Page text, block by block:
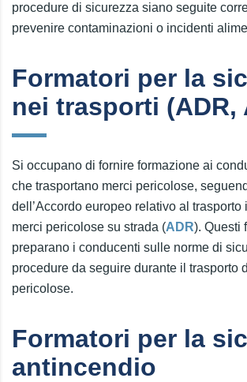
procedure di sicurezza siano seguite
prevenire contaminazioni o incidenti
Formatori per la
nei trasporti (ADR,
Si occupano di fornire formazione ai
che trasportano merci pericolose,
dell’Accordo europeo relativo al trasporto
merci pericolose su strada (ADR). Questi
preparano i conducenti sulle norme di
procedure da seguire durante il trasporto
pericolose.
Formatori per la
antincendio